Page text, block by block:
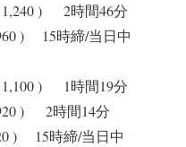
1,240 ) 2時間46分
) 15時締/当日中
1,100 ) 1時間19分
) 2時間14分
) 15時締/当日中